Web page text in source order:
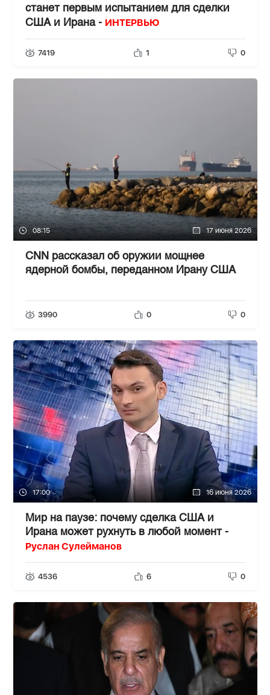
станет первым испытанием для сделки
США и Ирана - ИНТЕРВЬЮ
7419 1 0
08:15 17 июня 2026
CNN рассказал об оружии мощнее
ядерной бомбы, переданном Ирану США
3990 0 0
17:00 16 июня 2026
Мир на паузе: почему сделка США и
Ирана может рухнуть в любой момент -
Руслан Сулейманов
4536 6 0